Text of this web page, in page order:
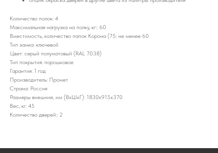
Количество полок: 4
Максимальная нагрузка на полку, кг:: 60
Вместимость, количество папок Корона (75: не менее 60
Тип замка: ключевой
Цвет: серый полуматовый (RAL 7038)
Тип покрытия: порошковое
Гарантия: 1 год
Производитель: Промет
Страна: Россия
Размеры внешние, мм (ВхШхГ): 1830x915x370
Вес, кг: 45
Количество дверей:: 2